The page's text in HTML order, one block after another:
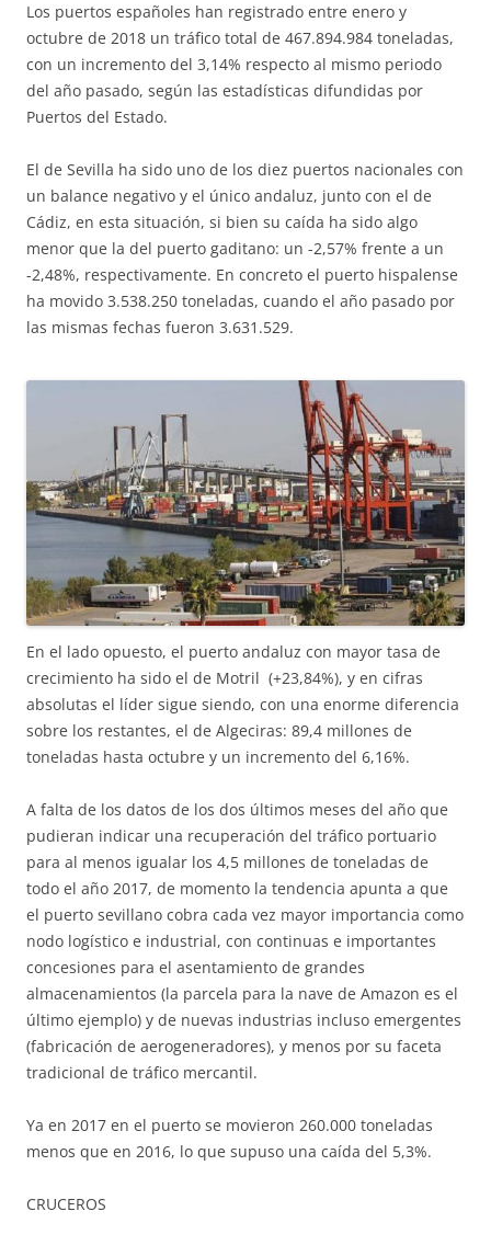
Los puertos españoles han registrado entre enero y
octubre de 2018 un tráfico total de 467.894.984 toneladas,
con un incremento del 3,14% respecto al mismo periodo
del año pasado, según las estadísticas difundidas por
Puertos del Estado.
El de Sevilla ha sido uno de los diez puertos nacionales con
un balance negativo y el único andaluz, junto con el de
Cádiz, en esta situación, si bien su caída ha sido algo
menor que la del puerto gaditano: un -2,57% frente a un
-2,48%, respectivamente. En concreto el puerto hispalense
ha movido 3.538.250 toneladas, cuando el año pasado por
las mismas fechas fueron 3.631.529.
En el lado opuesto, el puerto andaluz con mayor tasa de
crecimiento ha sido el de Motril (+23,84%), y en cifras
absolutas el líder sigue siendo, con una enorme diferencia
sobre los restantes, el de Algeciras: 89,4 millones de
toneladas hasta octubre y un incremento del 6,16%.
A falta de los datos de los dos últimos meses del año que
pudieran indicar una recuperación del tráfico portuario
para al menos igualar los 4,5 millones de toneladas de
todo el año 2017, de momento la tendencia apunta a que
el puerto sevillano cobra cada vez mayor importancia como
nodo logístico e industrial, con continuas e importantes
concesiones para el asentamiento de grandes
almacenamientos (la parcela para la nave de Amazon es el
último ejemplo) y de nuevas industrias incluso emergentes
(fabricación de aerogeneradores), y menos por su faceta
tradicional de tráfico mercantil.
Ya en 2017 en el puerto se movieron 260.000 toneladas
menos que en 2016, lo que supuso una caída del 5,3%.
CRUCEROS